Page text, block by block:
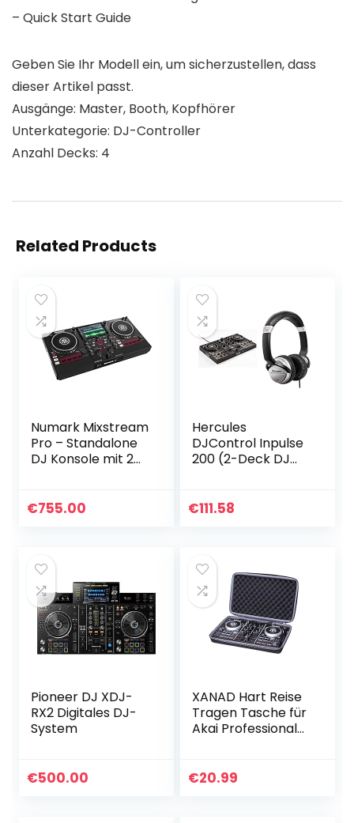
– Quick Start Guide
Geben Sie Ihr Modell ein, um sicherzustellen, dass
dieser Artikel passt.
Ausgänge: Master, Booth, Kopfhörer
Unterkategorie: DJ-Controller
Anzahl Decks: 4
Related Products
Numark Mixstream
Pro – Standalone
DJ Konsole mit 2
Zoll-Touchscreen,
€755.00
Hercules
DJControl Inpulse
200 (2-Deck DJ
IMA, 8 Pads, integr.
€111.58
Pioneer DJ XDJ-
RX2 Digitales DJ-
System
€500.00
XANAD Hart Reise
Tragen Tasche für
Akai Professional
Hercules Inpulse
€20.99